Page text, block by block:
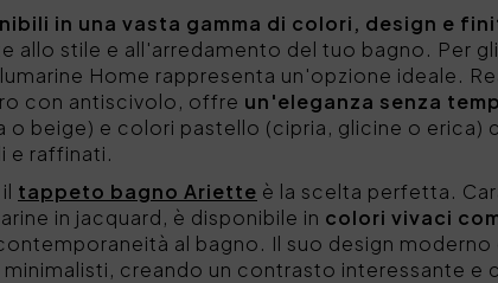
in una vasta gamma di colori, design e
stile e all'arredamento del tuo bagno. Per
Home rappresenta un'opzione ideale.
con antiscivolo, offre un'eleganza senza
o beige) e colori pastello (cipria, glicine o erica)
e raffinati.
tappeto bagno Ariette è la scelta perfetta.
in jacquard, è disponibile in colori vivaci
al bagno. Il suo design moderno
creando un contrasto interessante e